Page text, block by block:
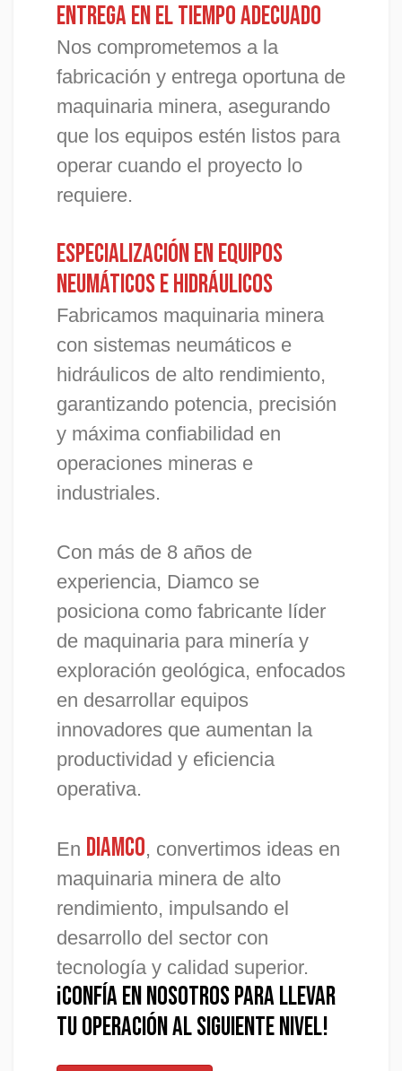
Entrega en el tiempo adecuado
Nos comprometemos a la
fabricación y entrega oportuna de
maquinaria minera, asegurando
que los equipos estén listos para
operar cuando el proyecto lo
requiere.
Especialización en equipos
neumáticos e hidráulicos
Fabricamos maquinaria minera
con sistemas neumáticos e
hidráulicos de alto rendimiento,
garantizando potencia, precisión
y máxima confiabilidad en
operaciones mineras e
industriales.
Con más de 8 años de
experiencia, Diamco se
posiciona como fabricante líder
de maquinaria para minería y
exploración geológica, enfocados
en desarrollar equipos
innovadores que aumentan la
productividad y eficiencia
operativa.
En Diamco, convertimos ideas en
maquinaria minera de alto
rendimiento, impulsando el
desarrollo del sector con
tecnología y calidad superior.
¡CONFÍA EN NOSOTROS PARA LLEVAR
TU OPERACIÓN AL SIGUIENTE NIVEL!